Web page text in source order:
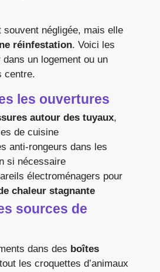
souvent négligée, mais elle
réinfestation. Voici les
un logement ou un
centre.
les ouvertures
autour des tuyaux,
de cuisine
anti-rongeurs dans les
si nécessaire
électroménagers pour
chaleur stagnante
sources de
dans des boîtes
les croquettes d’animaux